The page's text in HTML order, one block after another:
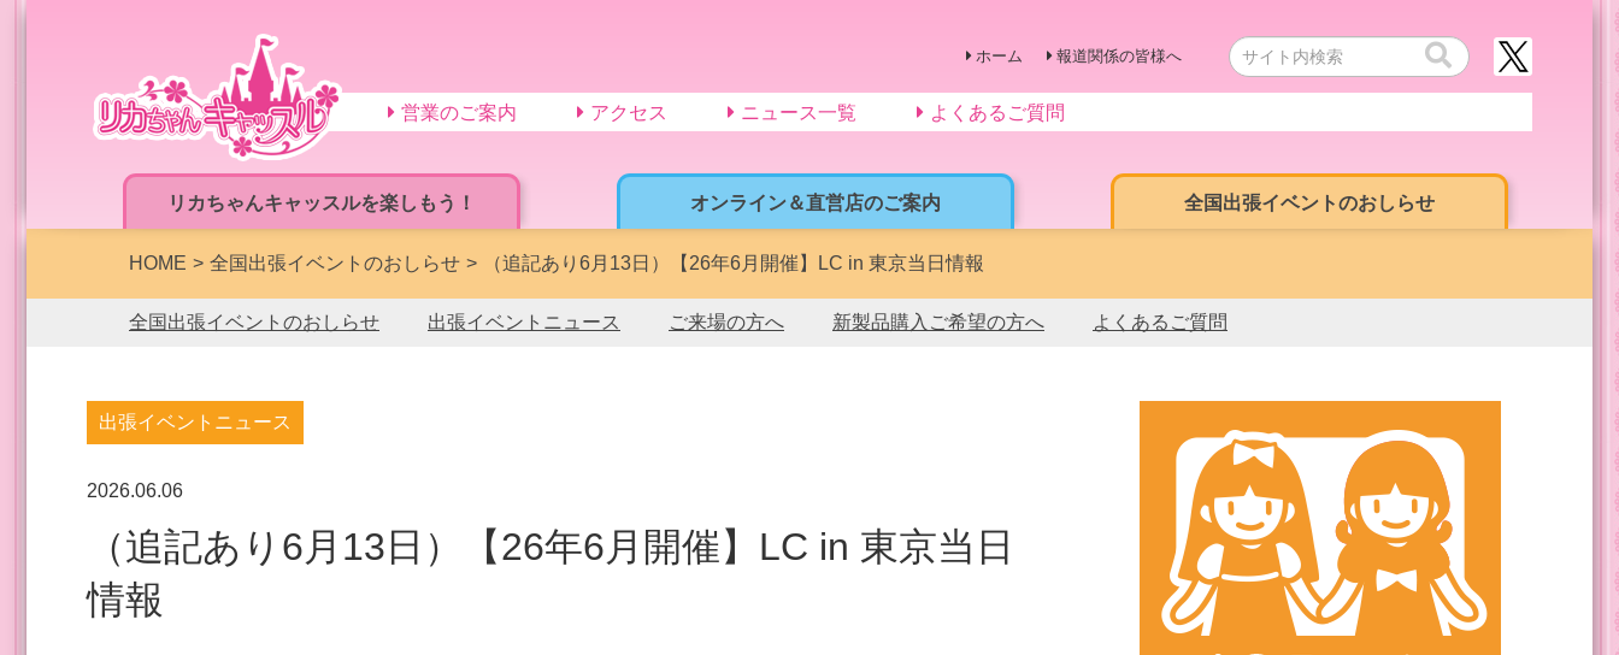
リカちゃんキャッスルを楽しもう！ オンライン＆直営店のご案内 全国出張イベントのおしらせ
ホーム 報道関係の皆様へ
営業のご案内 アクセス ニュース一覧 よくあるご質問
HOME 全国出張イベントのおしらせ （追記あり6月13日）【26年6月開催】LC in 東京当日情報
全国出張イベントのおしらせ 出張イベントニュース ご来場の方へ 新製品購入ご希望の方へ よくあるご質問
出張イベントニュース
2026.06.06
（追記あり6月13日）【26年6月開催】LC in 東京当日
情報